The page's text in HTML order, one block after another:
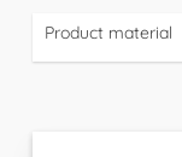
Product material